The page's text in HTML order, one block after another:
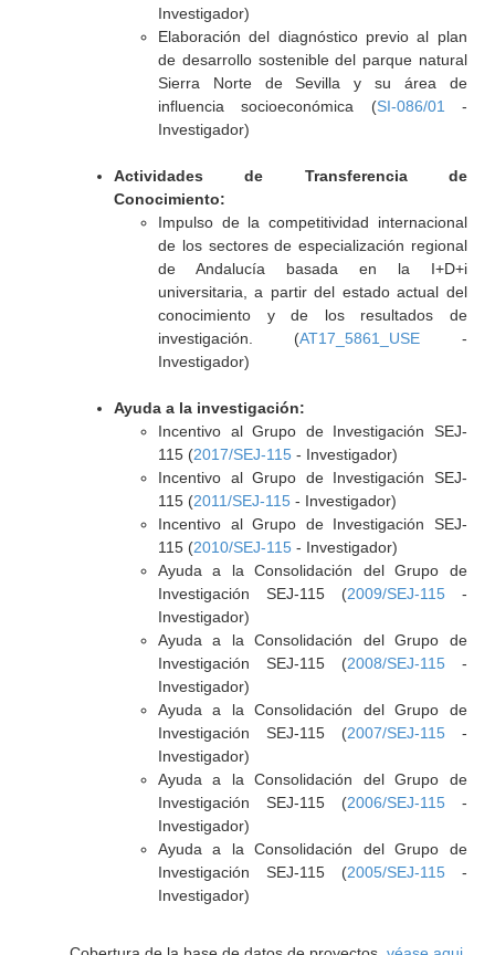
Investigador)
Elaboración del diagnóstico previo al plan
de desarrollo sostenible del parque natural
Sierra Norte de Sevilla y su área de
influencia socioeconómica (SI-086/01
-
Investigador)
Actividades de Transferencia de
Conocimiento:
Impulso de la competitividad internacional
de los sectores de especialización regional
de Andalucía basada en la I+D+i
universitaria, a partir del estado actual del
conocimiento y de los resultados de
investigación. (AT17_5861_USE -
Investigador)
Ayuda a la investigación:
Incentivo al Grupo de Investigación SEJ-
115 (2017/SEJ-115- Investigador)
Incentivo al Grupo de Investigación SEJ-
115 (2011/SEJ-115- Investigador)
Incentivo al Grupo de Investigación SEJ-
115 (2010/SEJ-115- Investigador)
Ayuda a la Consolidación del Grupo de
Investigación SEJ-115 (2009/SEJ-115-
Investigador)
Ayuda a la Consolidación del Grupo de
Investigación SEJ-115 (2008/SEJ-115-
Investigador)
Ayuda a la Consolidación del Grupo de
Investigación SEJ-115 (2007/SEJ-115-
Investigador)
Ayuda a la Consolidación del Grupo de
Investigación SEJ-115 (2006/SEJ-115-
Investigador)
Ayuda a la Consolidación del Grupo de
Investigación SEJ-115 (2005/SEJ-115-
Investigador)